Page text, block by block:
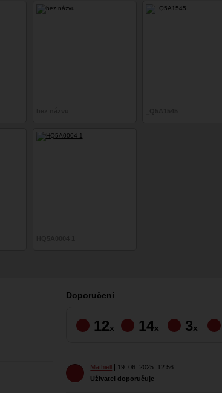
Doporučení
12x 14x 3x
Mathiell 19. 06. 2025 12:56
Uživatel doporučuje